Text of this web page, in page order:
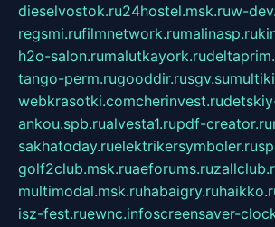
dieselvostok.ru24hostel.msk.ruw-
regsmi.rufilmnetwork.rumalinasp.ru
h2o-salon.rumalutkayork.ru
tango-perm.rugooddir.rusgv.su
webkrasotki.comcherinvest.ru
ankou.spb.rualvesta1.rupdf-creator.ru
sakhatoday.ruelektrikersymboler.ru
golf2club.msk.ruaeforums.ru
multimodal.msk.ruhabaigry.ru
isz-fest.ruewnc.infoscreensaver-